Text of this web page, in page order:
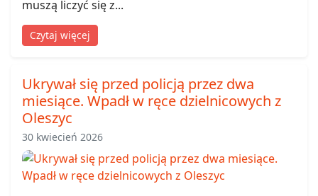
muszą liczyć się z...
Czytaj więcej
Ukrywał się przed policją przez dwa
miesiące. Wpadł w ręce dzielnicowych z
Oleszyc
30 kwiecień 2026